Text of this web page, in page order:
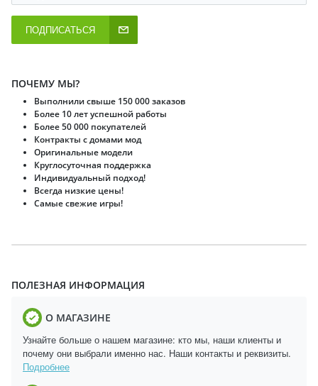
ПОДПИСАТЬСЯ
ПОЧЕМУ МЫ?
Выполнили свыше 150 000 заказов
Более 10 лет успешной работы
Более 50 000 покупателей
Контракты с домами мод
Оригинальные модели
Круглосуточная поддержка
Индивидуальный подход!
Всегда низкие цены!
Самые свежие игры!
ПОЛЕЗНАЯ ИНФОРМАЦИЯ
О МАГАЗИНЕ
Узнайте больше о нашем магазине: кто мы, наши клиенты и
почему они выбрали именно нас. Наши контакты и реквизиты.
Подробнее